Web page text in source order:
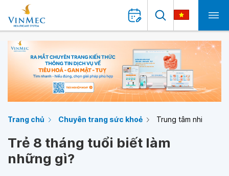
Trang chủ Chuyên trang sức khoẻ Trung tâm nhi
Trẻ 8 tháng tuổi biết làm
những gì?